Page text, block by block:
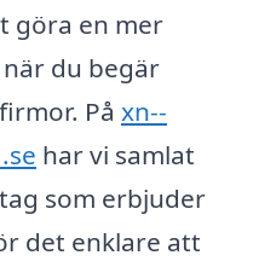
göra en mer
du begär
På xn--
har vi samlat
som erbjuder
det enklare att